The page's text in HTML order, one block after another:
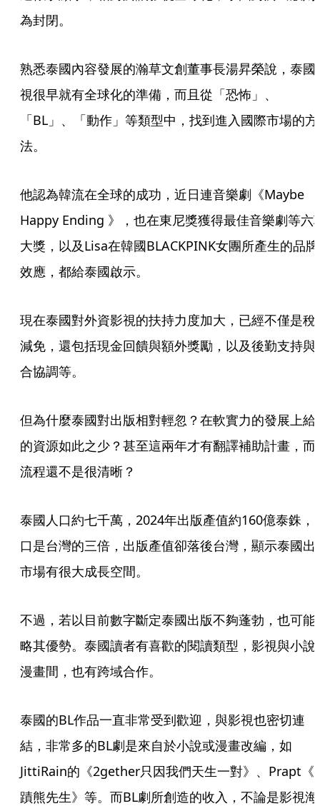
為封閉。
熟悉泰國內容發展的瀚草文創董事長湯昇榮說，泰國
視很早就有全球化的準備，而且從「恐怖」、
「BL」、「動作」等類型中，找到進入國際市場的方
法。
他認為韓流在全球的成功，近日連音樂劇《Maybe
Happy Ending 》，也在東尼獎獲得最佳音樂劇等六
大獎，以及Lisa在韓國BLACKPINK女團所產生的品牌
效應，都給泰國啟示。
現在泰國對外資影視的扶持力度加大，已經不僅是稅
減免，還包括現金回饋與額外獎勵，以及後勤支持與
合協調等。
但為什麼泰國對出版相對輕忽？在軟實力的發展上給
的資源如此之少？甚至這兩年才有翻譯補助計畫，而
流程還不是很清晰？
泰國人口約七千萬，2024年出版產值約160億泰銖，
口是台灣的三倍，出版產值卻落後台灣，顯示泰國出
市場有很大成長空間。
不過，若以目前數字斷定泰國出版不夠蓬勃，也可能
略其優勢。泰國讀者有喜歡的閱讀類型，影視與小說
漫畫間，也有跨域合作。
泰國的BL作品一直非常受到歡迎，與影視也密切連
結，非常多的BL劇是來自於小說或漫畫改編，如
JittiRain的《2gether只因我們天生一對》、Prapt《
蹟熊先生》等。而BL劇所創造的收入，不論是影視海